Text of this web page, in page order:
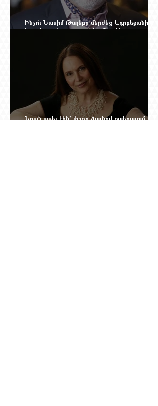
Ինչո՞ւ Նասիմ Թալեբը մերժեց Ադրբեջանի
հրավերքը և պաշտպանեց Ռուբեն
Նրան ասել էին՝ փոքր ձայնով օպերայում